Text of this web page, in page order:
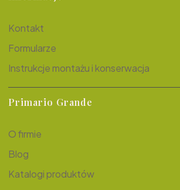
Kontakt
Formularze
Instrukcje montażu i konserwacja
Primario Grande
O firmie
Blog
Katalogi produktów